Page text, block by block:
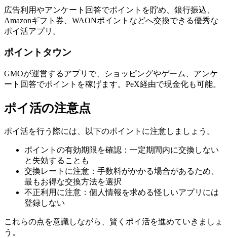
広告利用やアンケート回答でポイントを貯め、銀行振込、
Amazonギフト券、WAONポイントなどへ交換できる優秀な
ポイ活アプリ。
ポイントタウン
GMOが運営するアプリで、ショッピングやゲーム、アンケ
ート回答でポイントを稼げます。PeX経由で現金化も可能。
ポイ活の注意点
ポイ活を行う際には、以下のポイントに注意しましょう。
ポイントの有効期限を確認：一定期間内に交換しない
と失効することも
交換レートに注意：手数料がかかる場合があるため、
最もお得な交換方法を選択
不正利用に注意：個人情報を求める怪しいアプリには
登録しない
これらの点を意識しながら、賢くポイ活を進めていきましょ
う。